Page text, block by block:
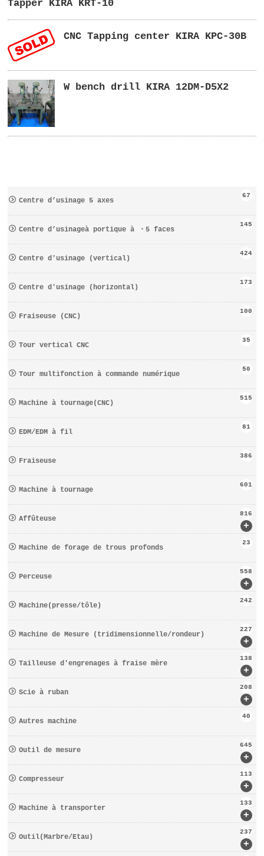
Tapper KIRA KRT-10
CNC Tapping center KIRA KPC-30B
W bench drill KIRA 12DM-D5X2
Centre d’usinage 5 axes
67
Centre d’usinageà portique à ・5 faces
145
Centre d′usinage (vertical)
424
Centre d′usinage (horizontal)
173
Fraiseuse (CNC)
100
Tour vertical CNC
35
Tour multifonction à commande numérique
50
Machine à tournage(CNC)
515
EDM/EDM à fil
81
Fraiseuse
386
Machine à tournage
601
+
Affûteuse
816
Machine de forage de trous profonds
23
+
Perceuse
558
Machine(presse/tôle)
242
+
Machine de Mesure (tridimensionnelle/rondeur)
227
+
Tailleuse d′engrenages à fraise mère
138
+
Scie à ruban
208
Autres machine
40
+
Outil de mesure
645
+
Compresseur
113
+
Machine à transporter
133
+
Outil(Marbre/Etau)
237